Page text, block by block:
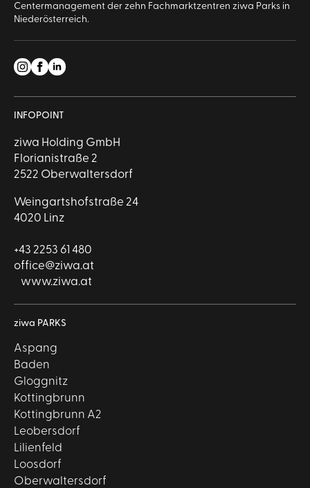
Centermanagement der zehn Fachmarktzentren ziwa Parks in
Niederösterreich.
INFOPOINT
ziwa Holding GmbH
Florianistraße 2
2522 Oberwaltersdorf
Weingartshofstraße 24
4020 Linz
+43 2253 61 480
office@ziwa.at
www.ziwa.at
ziwa PARKS
Aspang
Baden
Gloggnitz
Kottingbrunn
Kottingbrunn A2
Leobersdorf
Lilienfeld
Loosdorf
Oberwaltersdorf